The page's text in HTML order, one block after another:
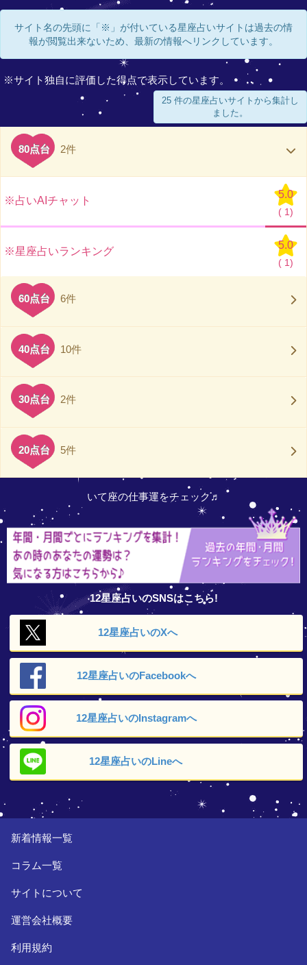
サイト名の先頭に「※」が付いている星座占いサイトは過去の情
報が閲覧出来ないため、最新の情報へリンクしています。
※サイト独自に評価した得点で表示しています。
25 件の星座占いサイトから集計し
ました。
80点台 2件
※占いAIチャット
5.0
( 1)
※星座占いランキング
5.0
( 1)
60点台 6件
40点台 10件
30点台 2件
20点台 5件
いて座の仕事運をチェック♬
12星座占いのSNSはこちら!
12星座占いのXへ
12星座占いのFacebookへ
12星座占いのInstagramへ
12星座占いのLineへ
新着情報一覧
コラム一覧
サイトについて
運営会社概要
利用規約